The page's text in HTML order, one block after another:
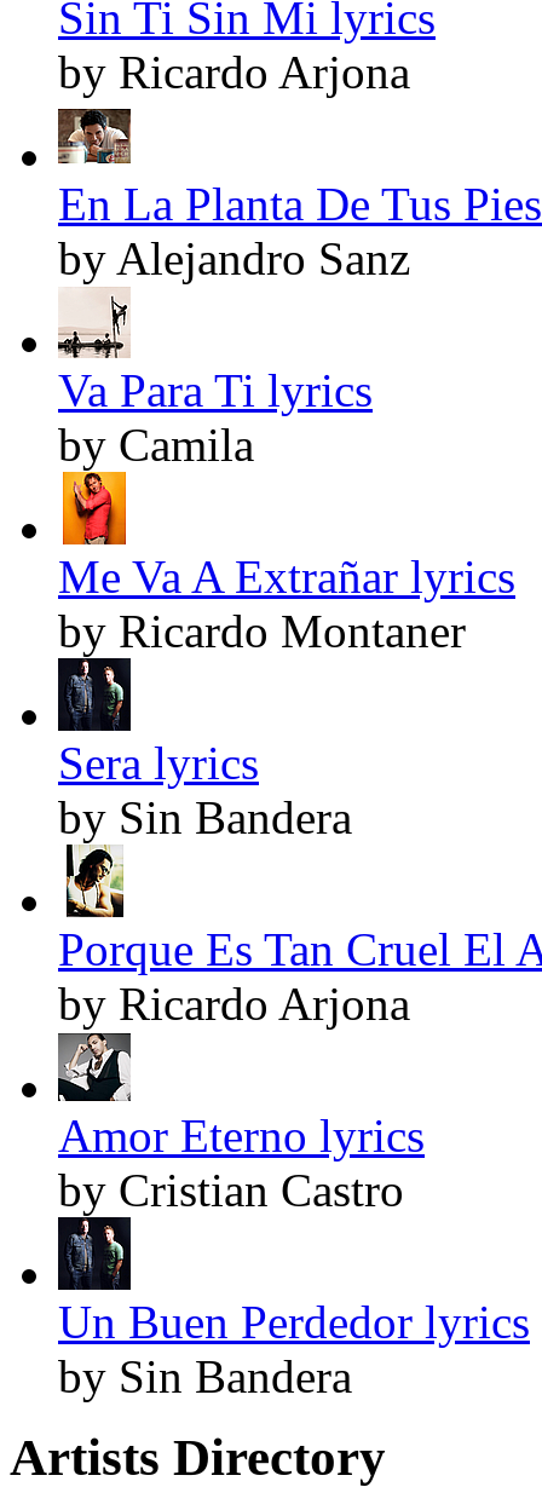
Sin Ti Sin Mi lyrics
by Ricardo Arjona
En La Planta De Tus
by Alejandro Sanz
Va Para Ti lyrics
by Camila
Me Va A Extrañar lyrics
by Ricardo Montaner
Sera lyrics
by Sin Bandera
Porque Es Tan Cruel El
by Ricardo Arjona
Amor Eterno lyrics
by Cristian Castro
Un Buen Perdedor lyrics
by Sin Bandera
Artists Directory